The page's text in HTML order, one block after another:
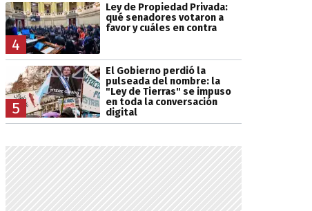
4
Ley de Propiedad Privada:
qué senadores votaron a
favor y cuáles en contra
5
El Gobierno perdió la
pulseada del nombre: la
"Ley de Tierras" se impuso
en toda la conversación
digital